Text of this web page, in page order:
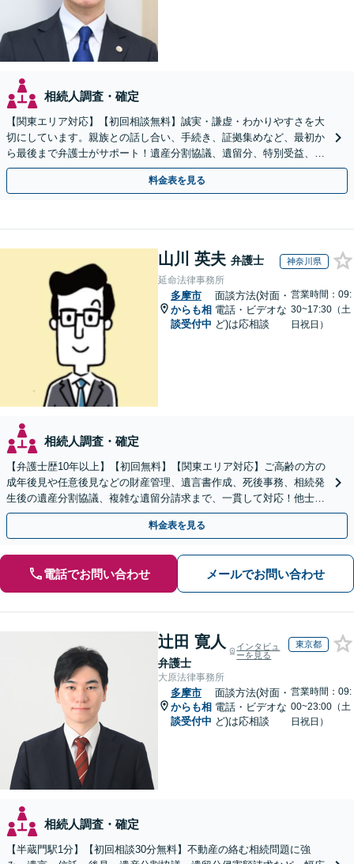
相続人調査・確定
【関東エリア対応】【初回相談無料】誠実・謙虚・わかりやすさを大
切にしています。親族との話し合い、手続き、証拠集めなど、最初か
ら最後まで弁護士がサポート！遺産分割協議、遺留分、特別受益、使
い込み、相続放棄など、お任せ【弁護士歴15年以上】
料金表を見る
山川 英夫 弁護士 神奈川県
延命法律事務所
多摩市
からも相
談受付中
面談方法(対面・
電話・ビデオな
ど)は応相談
営業時間：09:
30~17:30（土
日祝日）
相続人調査・確定
【弁護士歴10年以上】【初回無料】【関東エリア対応】ご高齢の方の
成年後見や任意後見などの財産管理、遺言書作成、死後事務、相続発
生後の遺産分割協議、複雑な遺留分請求まで、一貫して対応！他士業
との連携力を活かした最適解の追求【WEB面談対応】
料金表を見る
電話でお問い合わせ メールでお問い合わせ
辻田 寛人
弁護士
インタビュ
ーを見る
東京都
大原法律事務所
多摩市
からも相
談受付中
面談方法(対面・
電話・ビデオな
ど)は応相談
営業時間：09:
00~23:00（土
日祝日）
相続人調査・確定
【半蔵門駅1分】【初回相談30分無料】不動産の絡む相続問題に強